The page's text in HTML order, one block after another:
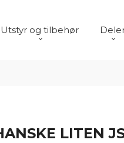
Utstyr og tilbehør
LITEN